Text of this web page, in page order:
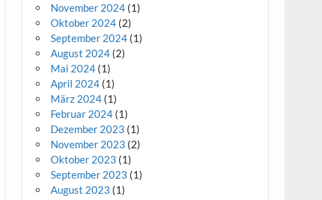
November 2024 (1)
Oktober 2024 (2)
September 2024 (1)
August 2024 (2)
Mai 2024 (1)
April 2024 (1)
März 2024 (1)
Februar 2024 (1)
Dezember 2023 (1)
November 2023 (2)
Oktober 2023 (1)
September 2023 (1)
August 2023 (1)